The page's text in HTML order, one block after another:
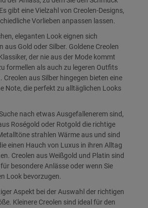
gibt eine Vielzahl von Creolen-Designs,
Vorlieben anpassen lassen.
eleganten Look eignen sich
aus Gold oder Silber. Goldene Creolen
der nie aus der Mode kommt
formellen als auch zu legeren Outfits
Creolen aus Silber hingegen bieten eine
Note, die perfekt zu alltäglichen Looks
nach etwas Ausgefallenerem sind,
Roségold oder Rotgold die richtige
strahlen Wärme aus und sind
einen Hauch von Luxus in ihren Alltag
Creolen aus Weißgold und Platin sind
besondere Anlässe oder wenn Sie
Look bevorzugen.
Aspekt bei der Auswahl der richtigen
Kleinere Creolen sind ideal für den